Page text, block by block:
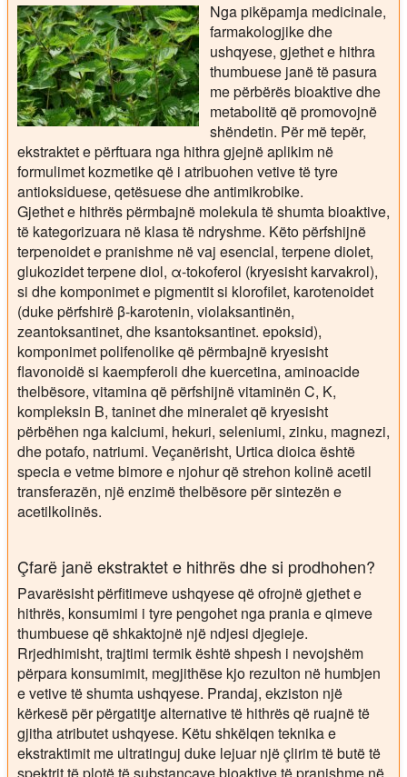
Nga pikëpamja medicinale,
farmakologjike dhe
ushqyese, gjethet e hithra
thumbuese janë të pasura
me përbërës bioaktive dhe
metabolitë që promovojnë
shëndetin. Për më tepër,
ekstraktet e përftuara nga hithra gjejnë aplikim në
formulimet kozmetike që i atribuohen vetive të tyre
antioksiduese, qetësuese dhe antimikrobike.
Gjethet e hithrës përmbajnë molekula të shumta bioaktive,
të kategorizuara në klasa të ndryshme. Këto përfshijnë
terpenoidet e pranishme në vaj esencial, terpene diolet,
glukozidet terpene diol, α-tokoferol (kryesisht karvakrol),
si dhe komponimet e pigmentit si klorofilet, karotenoidet
(duke përfshirë β-karotenin, violaksantinën,
zeantoksantinet, dhe ksantoksantinet. epoksid),
komponimet polifenolike që përmbajnë kryesisht
flavonoidë si kaempferoli dhe kuercetina, aminoacide
thelbësore, vitamina që përfshijnë vitaminën C, K,
kompleksin B, taninet dhe mineralet që kryesisht
përbëhen nga kalciumi, hekuri, seleniumi, zinku, magnezi,
dhe potafo, natriumi. Veçanërisht, Urtica dioica është
specia e vetme bimore e njohur që strehon kolinë acetil
transferazën, një enzimë thelbësore për sintezën e
acetilkolinës.
Çfarë janë ekstraktet e hithrës dhe si prodhohen?
Pavarësisht përfitimeve ushqyese që ofrojnë gjethet e
hithrës, konsumimi i tyre pengohet nga prania e qimeve
thumbuese që shkaktojnë një ndjesi djegieje.
Rrjedhimisht, trajtimi termik është shpesh i nevojshëm
përpara konsumimit, megjithëse kjo rezulton në humbjen
e vetive të shumta ushqyese. Prandaj, ekziston një
kërkesë për përgatitje alternative të hithrës që ruajnë të
gjitha atributet ushqyese. Këtu shkëlqen teknika e
ekstraktimit me ultratinguj duke lejuar një çlirim të butë të